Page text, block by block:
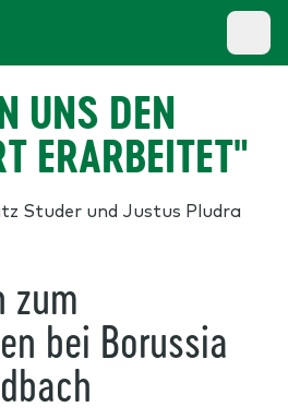
UNS DEN
ERARBEITET"
Studer und Justus Pludra
zum
bei Borussia